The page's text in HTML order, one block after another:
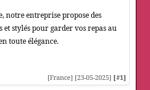
notre entreprise propose des
et stylés pour garder vos repas au
toute élégance.
[France] [23-05-2025] [#1]